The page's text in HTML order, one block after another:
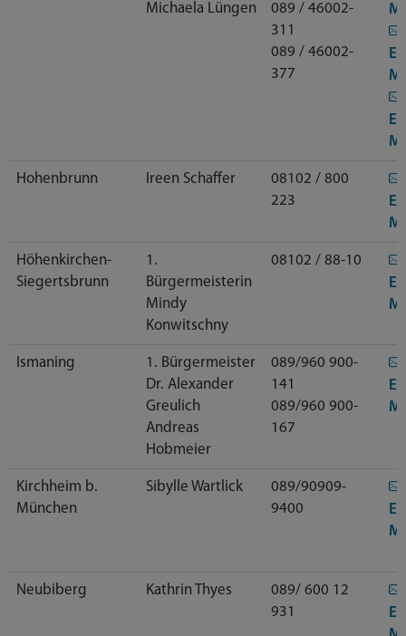
Michaela Lüngen
089 / 46002-
311
089 / 46002-
377
E-
E-
Hohenbrunn Ireen Schaffer
08102 / 800
223
E-
Höhenkirchen-
Siegertsbrunn
1.
Bürgermeisterin
Mindy
Konwitschny
08102 / 88-10
E-
Ismaning
1. Bürgermeister
Dr. Alexander
Greulich
Andreas
Hobmeier
089/960 900-
141
089/960 900-
167
E-
Kirchheim b.
München
Sibylle Wartlick
089/90909-
9400
E-
Neubiberg Kathrin Thyes
089/ 600 12
931
E-